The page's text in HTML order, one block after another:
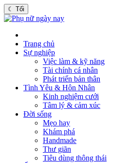
☾ Tối
Trang chủ
Sự nghiệp
Việc làm & kỹ năng
Tài chính cá nhân
Phát triển bản thân
Tình Yêu & Hôn Nhân
Kinh nghiệm cưới
Tâm lý & cảm xúc
Đời sống
Mẹo hay
Khám phá
Handmade
Thư giãn
Tiêu dùng thông thái